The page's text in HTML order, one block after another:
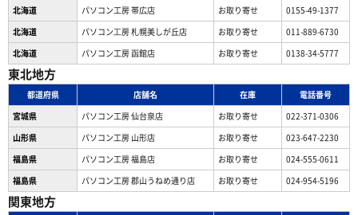
北海道
パソコン工房 帯広店 お取り寄せ
0155-49-1377
北海道
パソコン⼯房 札幌美しが丘店 お取り寄せ
011-889-6730
北海道
パソコン工房 函館店 お取り寄せ 0138-34-5777
東北地方
都道府県 店舗名 在庫
電話番号
宮城県
パソコン工房 仙台泉店 お取り寄せ
022-371-0306
山形県
パソコン工房 山形店 お取り寄せ
023-647-2230
福島県
パソコン工房 福島店 お取り寄せ
024-555-0611
福島県
パソコン工房 郡山うねめ通り店 お取り寄せ 024-954-5196
関東地方